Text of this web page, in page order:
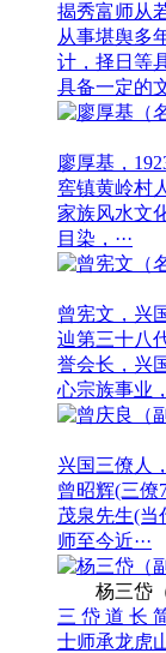
揭秀富师从
从事堪舆多
计，择日等
具备一定的文
廖厚基，
窖镇黄岭村
家族风水文
目染，···
曾宪文，兴
辿第三十八
誉会长，兴
心宗族事业，
兴国三僚人
曾昭辉(三僚
茂泉先生(当
师至今近···
杨三岱
三 岱 道 长
士师承龙虎